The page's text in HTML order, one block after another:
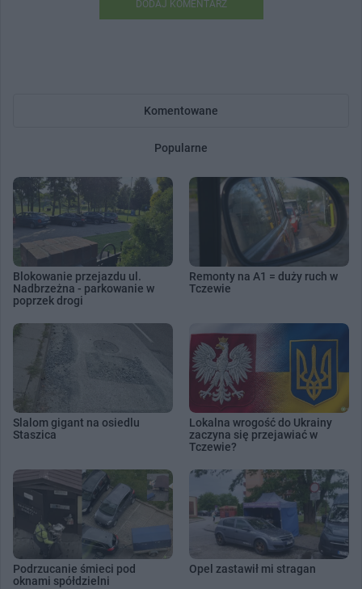
DODAJ KOMENTARZ
Komentowane
Popularne
Blokowanie przejazdu ul.
Nadbrzeżna - parkowanie w
poprzek drogi
Remonty na A1 = duży ruch w
Tczewie
Slalom gigant na osiedlu
Staszica
Lokalna wrogość do Ukrainy
zaczyna się przejawiać w
Tczewie?
Podrzucanie śmieci pod
oknami spółdzielni
Opel zastawił mi stragan